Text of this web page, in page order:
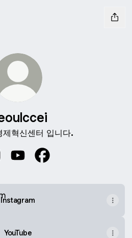
제혁신센터 입니다.
Instagram
YouTube